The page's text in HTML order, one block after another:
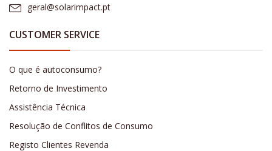
geral@solarimpact.pt
CUSTOMER SERVICE
O que é autoconsumo?
Retorno de Investimento
Assistência Técnica
Resolução de Conflitos de Consumo
Registo Clientes Revenda